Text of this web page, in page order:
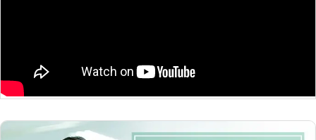
も受け付けます！お客様の要望に柔軟
ち会える時間が限られている」「どう
み立ててほしい」というようなご依頼